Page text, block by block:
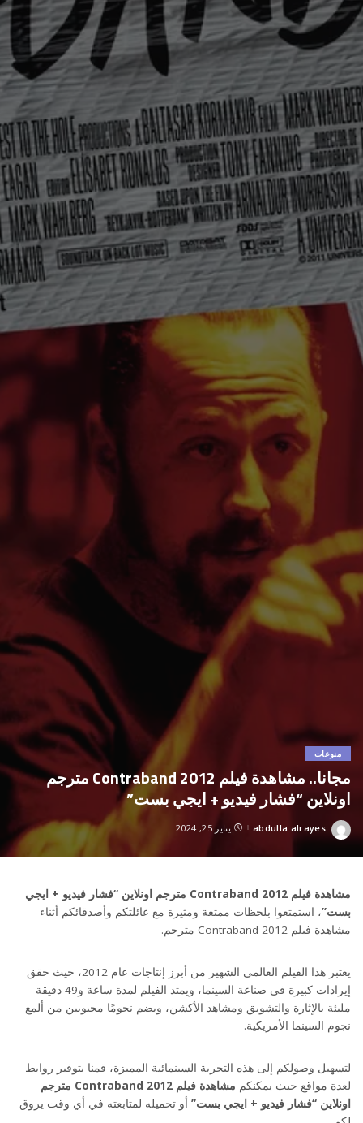
منوعات
مجانا.. مشاهدة فيلم Contraband 2012 مترجم
اونلاين “فشار فيديو + ايجي بست”
Posted
abdulla alrayes يناير 25, 2024
مشاهدة فيلم Contraband 2012 مترجم اونلاين “فشار فيديو + ايجي
بست”، استمتعوا بلحظات ممتعة ومثيرة مع عائلتكم وأصدقائكم أثناء
مشاهدة فيلم Contraband 2012 مترجم.
يعتبر هذا الفيلم العالمي الشهير من أبرز إنتاجات عام 2012، حيث حقق
إيرادات كبيرة في صناعة السينما، ويمتد الفيلم لمدة ساعة و49 دقيقة
مليئة بالإثارة والتشويق ومشاهد الأكشن، ويضم نجومًا محبوبين من ألمع
نجوم السينما الأمريكية.
لتسهيل وصولكم إلى هذه التجربة السينمائية المميزة، قمنا بتوفير روابط
لعدة مواقع حيث يمكنكم
مشاهدة فيلم Contraband 2012 مترجم
اونلاين “فشار فيديو + ايجي بست” أو تحميله لمتابعته في أي وقت يروق